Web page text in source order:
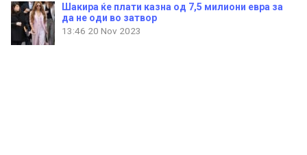
Шакира ќе плати казна од 7,5 милиони евра за
да не оди во затвор
13:46 20 Nov 2023